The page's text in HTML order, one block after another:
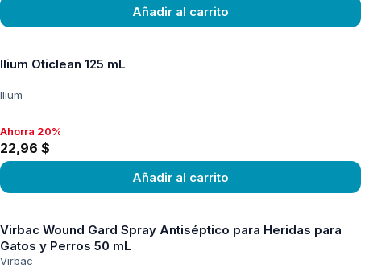
Añadir al carrito
Ilium Oticlean 125 mL
Ilium
Ahorra 20%, 22,96 $
Ahorra 20%
22,96 $
Añadir al carrito
Virbac Wound Gard Spray Antiséptico para Heridas para
Gatos y Perros 50 mL
Virbac